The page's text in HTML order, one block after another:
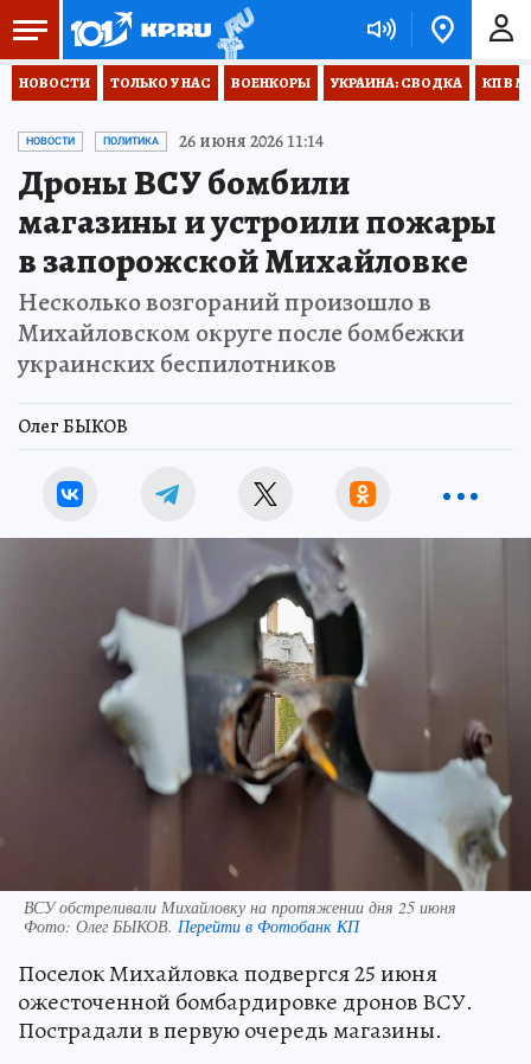
НОВОСТИ ТОЛЬКО У НАС ВОЕНКОРЫ УКРАИНА: СВОДКА КП В
НОВОСТИ ПОЛИТИКА 26 июня 2026 11:14
Дроны ВСУ бомбили
магазины и устроили пожары
в запорожской Михайловке
Несколько возгораний произошло в
Михайловском округе после бомбежки
украинских беспилотников
Олег БЫКОВ
ВСУ обстреливали Михайловку на протяжении дня 25 июня
Фото: Олег БЫКОВ. Перейти в Фотобанк КП
Поселок Михайловка подвергся 25 июня
ожесточенной бомбардировке дронов ВСУ.
Пострадали в первую очередь магазины.